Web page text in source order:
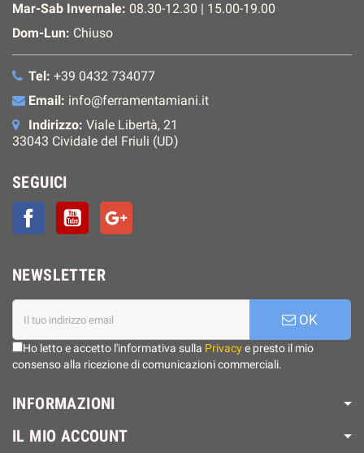
Mar-Sab Invernale: 08.30-12.30 | 15.00-19.00
Dom-Lun: Chiuso
Tel: +39 0432 734077
Email: info@ferramentamiani.it
Indirizzo: Viale Libertà, 21
33043 Cividale del Friuli (UD)
SEGUICI
FacebookYouTube
NEWSLETTER
OK
Ho letto e accetto l'informativa sulla Privacye presto il mio
consenso alla ricezione di comunicazioni commerciali.
INFORMAZIONI
IL MIO ACCOUNT